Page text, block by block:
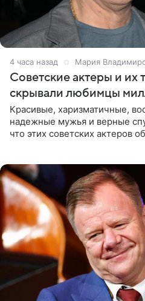
4 часа назад Мария
Советские актеры и их
скрывали любимцы
Красивые, харизматичные,
надежные мужья и верные
что этих советских актеров